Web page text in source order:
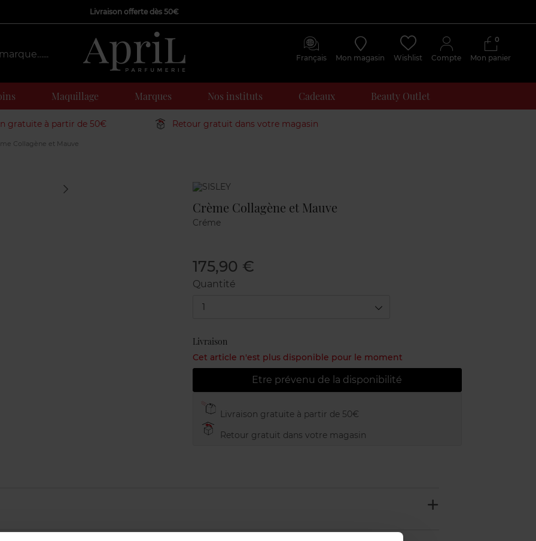
Livraison offerte dès 50€
Français Mon magasin Wishlist Compte Mon panier
0
Maquillage Marques Nos instituts Cadeaux Beauty Outlet
gratuite à partir de 50€ Retour gratuit dans votre magasin
Collagène et Mauve
Marque
Crème Collagène et Mauve
Créme
175,90 €
Quantité
1
Livraison
Cet article n'est plus disponible pour le moment
Etre prévenu de la disponibilité
Livraison gratuite à partir de 50€
Retour gratuit dans votre magasin